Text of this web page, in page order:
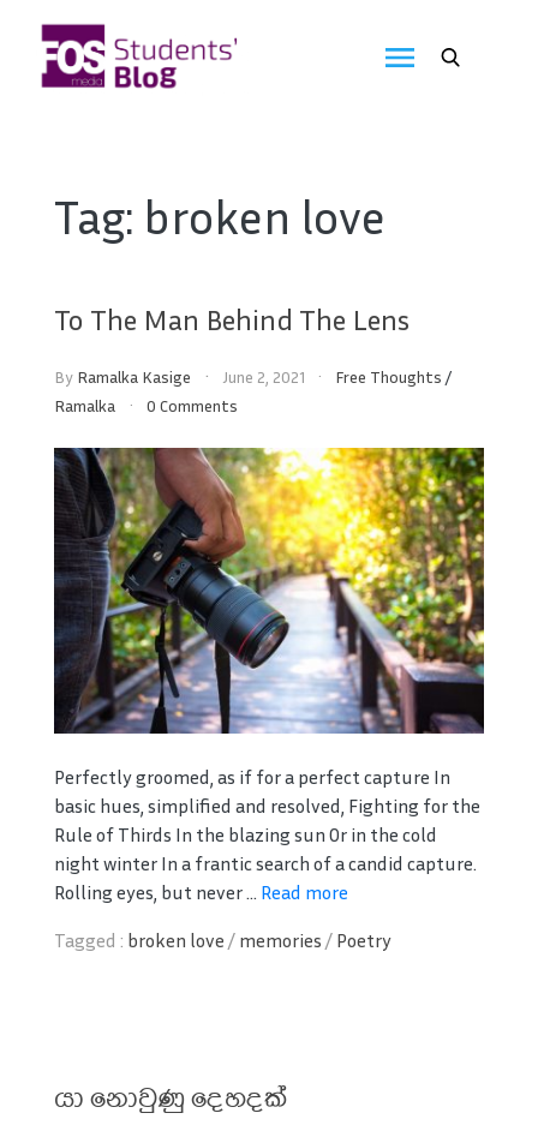
content
Blog
Tag: broken love
To The Man Behind The Lens
By Ramalka Kasige June 2, 2021 Free Thoughts /
Ramalka
0 Comments
Perfectly groomed, as if for a perfect capture In
basic hues, simplified and resolved, Fighting for the
Rule of Thirds In the blazing sun Or in the cold
night winter In a frantic search of a candid capture.
Rolling eyes, but never ... Read more
Tagged : broken love / memories / Poetry
යා නොවුණු දෙහදක්